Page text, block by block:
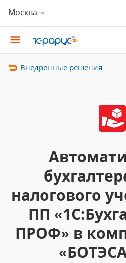
Москва
Внедрённые решения
налогового
ПП
ПРОФ» в